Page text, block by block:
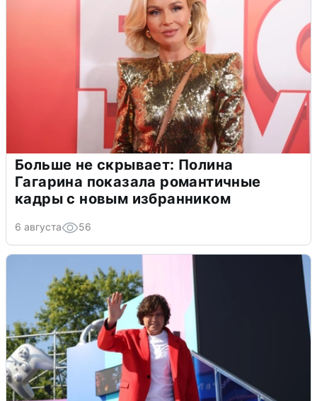
Больше не скрывает: Полина
Гагарина показала романтичные
кадры с новым избранником
6 августа 56